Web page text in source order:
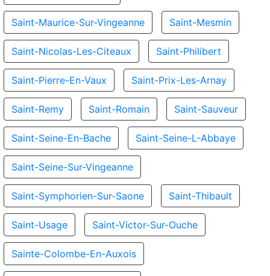
Saint-Maurice-Sur-Vingeanne Saint-Mesmin
Saint-Nicolas-Les-Citeaux Saint-Philibert
Saint-Pierre-En-Vaux Saint-Prix-Les-Arnay
Saint-Remy Saint-Romain Saint-Sauveur
Saint-Seine-En-Bache Saint-Seine-L-Abbaye
Saint-Seine-Sur-Vingeanne
Saint-Symphorien-Sur-Saone Saint-Thibault
Saint-Usage Saint-Victor-Sur-Ouche
Sainte-Colombe-En-Auxois